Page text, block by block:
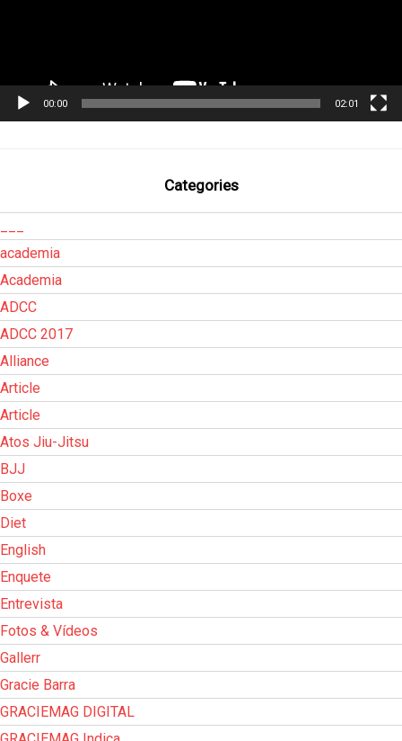
00:00 02:01
Categories
academia
Academia
ADCC
ADCC 2017
Alliance
Article
Article
Atos Jiu-Jitsu
BJJ
Boxe
Diet
English
Enquete
Entrevista
Fotos & Vídeos
Gallerr
Gracie Barra
GRACIEMAG DIGITAL